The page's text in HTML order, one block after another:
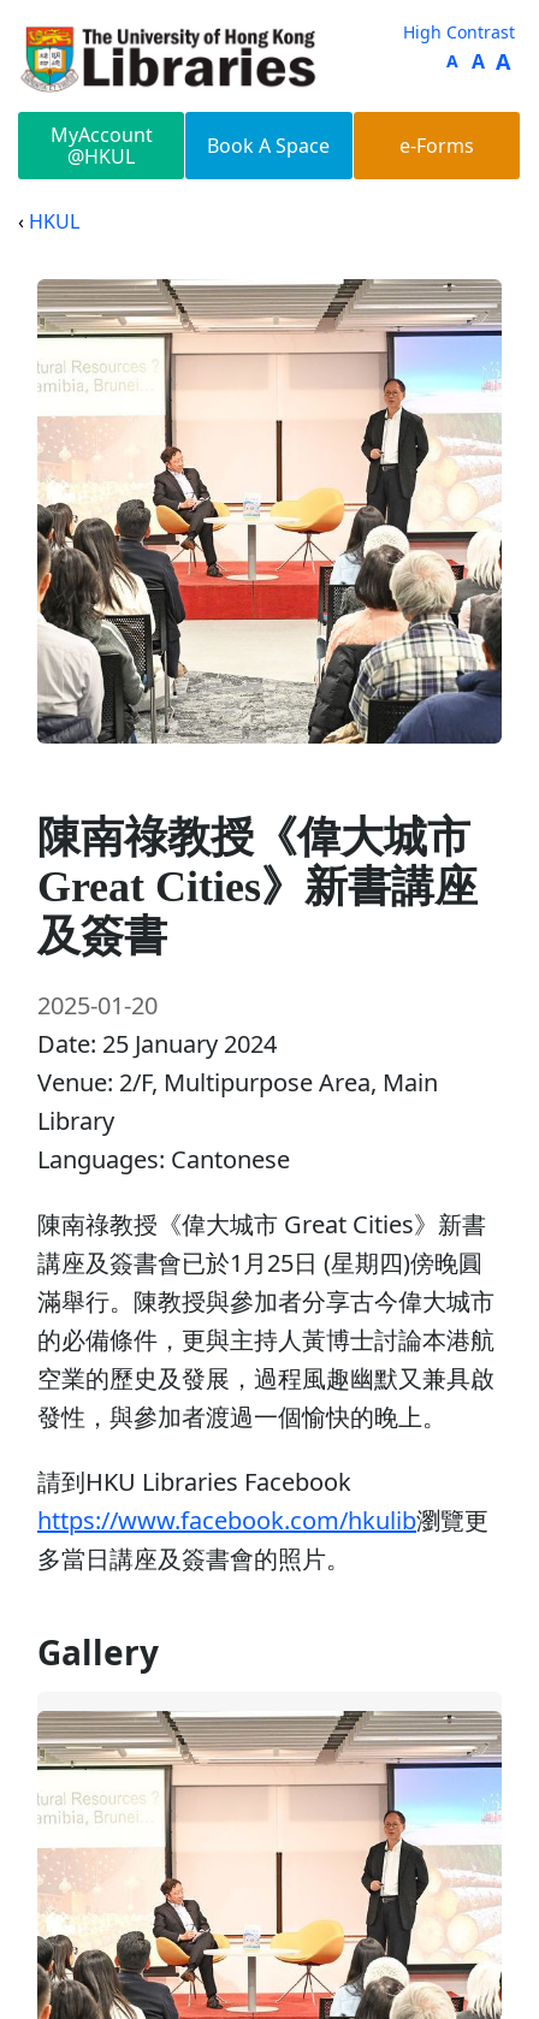
High Contrast
A A A
MyAccount
@HKUL
Book A Space e-Forms
HKUL
陳南祿教授《偉大城市
Great Cities》新書講座
及簽書
2025-01-20
Date: 25 January 2024
Venue: 2/F, Multipurpose Area, Main
Library
Languages: Cantonese
陳南祿教授《偉大城市 Great Cities》新書
講座及簽書會已於1月25日 (星期四)傍晚圓
滿舉行。陳教授與參加者分享古今偉大城市
的必備條件，更與主持人黃博士討論本港航
空業的歷史及發展，過程風趣幽默又兼具啟
發性，與參加者渡過一個愉快的晚上。
請到HKU Libraries Facebook
https://www.facebook.com/hkulib瀏覽更
多當日講座及簽書會的照片。
Gallery